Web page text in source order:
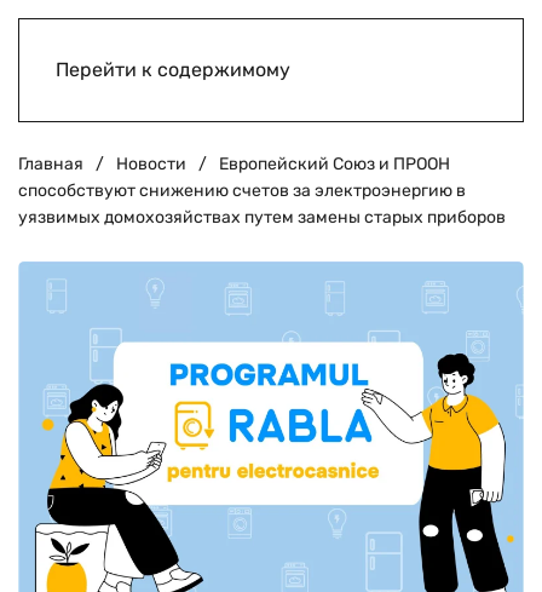
Перейти к содержимому
Главная Новости
Европейский Союз и ПРООН
способствуют снижению счетов за электроэнергию в
уязвимых домохозяйствах путем замены старых приборов